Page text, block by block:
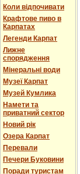
Коли відпочивати
Крафтове пиво в
Карпатах
Легенди Карпат
Лижне
спорядження
Мінеральні води
Музеї Карпат
Музей Кумлика
Намети та
приватний сектор
Новий рік
Озера Карпат
Перевали
Печери Буковини
Поради туристам